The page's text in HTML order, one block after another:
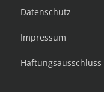
Datenschutz
Impressum
Haftungsausschluss